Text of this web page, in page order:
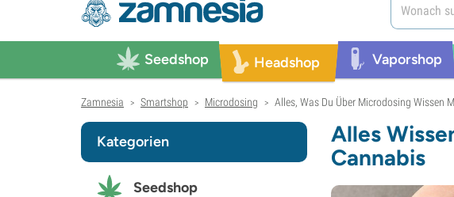
Seedshop Headshop Vaporshop
Zamnesia > Smartshop > Microdosing > Alles, Was Du Über Microdosing Wissen
Alles
Cannabis
Kategorien
Seedshop